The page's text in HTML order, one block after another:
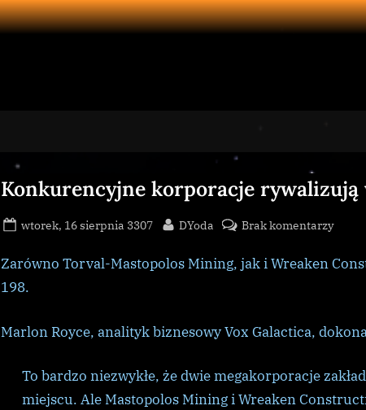
Konkurencyjne korporacje rywalizują
Posted
wtorek, 16 sierpnia 3307 By
DYoda Brak komentarzydo
LTT
Zarówno Torval-Mastopolos Mining, jak i Wreaken
198.
Marlon Royce, analityk biznesowy Vox Galactica,
To bardzo niezwykłe, że dwie megakorporacje
miejscu. Ale Mastopolos Mining i Wreaken